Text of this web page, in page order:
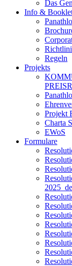
Das
Info &
Regeln
Projekts
Projekt
Charta
EWoS
Formulare
2025_de